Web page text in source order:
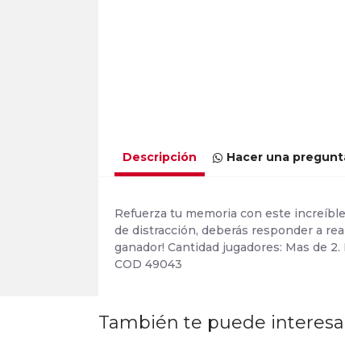
Descripción Hacer una
Refuerza tu memoria con este
de distracción, deberás responder a
ganador! Cantidad jugadores: Mas de
COD 49043
También te puede